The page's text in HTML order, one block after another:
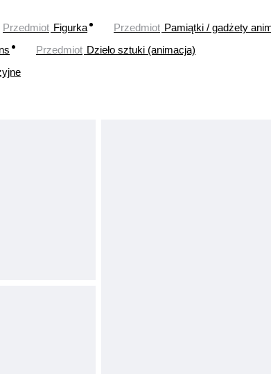
Przedmiot Figurka Przedmiot Pamiątki / gadżety
Przedmiot Dzieło sztuki (animacja)